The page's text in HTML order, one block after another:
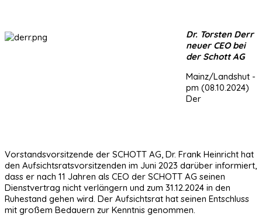
Dr. Torsten Derr
neuer CEO bei
der Schott AG
Mainz/Landshut -
pm (08.10.2024)
Der
Vorstandsvorsitzende der SCHOTT AG, Dr. Frank Heinricht hat
den Aufsichtsrats­vorsitzenden im Juni 2023 darüber informiert,
dass er nach 11 Jahren als CEO der SCHOTT AG seinen
Dienstvertrag nicht verlängern und zum 31.12.2024 in den
Ruhestand gehen wird. Der Aufsichtsrat hat seinen Entschluss
mit großem Bedauern zur Kenntnis genommen.